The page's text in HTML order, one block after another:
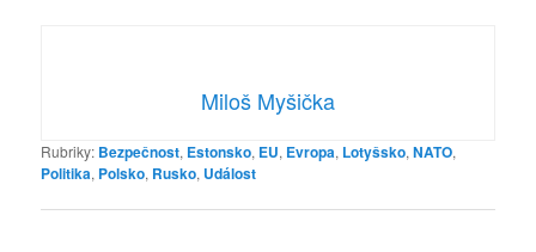
Miloš Myšička
Rubriky: Bezpečnost, Estonsko, EU, Evropa, Lotyšsko,NATO,
Politika, Polsko, Rusko, Událost